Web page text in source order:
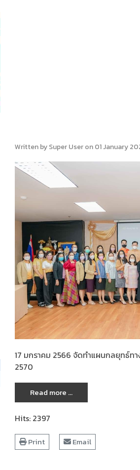
Written by Super User on01 January
17 มกราคม 2566 จัดทำแผนกลยุทธ์ท
2570
Read more ...
Hits: 2397
Print Email